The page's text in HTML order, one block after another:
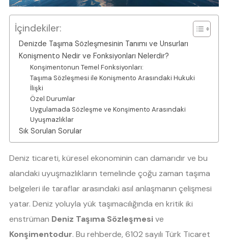
İçindekiler:
Denizde Taşıma Sözleşmesinin Tanımı ve Unsurları
Konişmento Nedir ve Fonksiyonları Nelerdir?
Konşimentonun Temel Fonksiyonları:
Taşıma Sözleşmesi ile Konişmento Arasındaki Hukuki
İlişki
Özel Durumlar
Uygulamada Sözleşme ve Konşimento Arasındaki
Uyuşmazlıklar
Sık Sorulan Sorular
Deniz ticareti, küresel ekonominin can damarıdır ve bu
alandaki uyuşmazlıkların temelinde çoğu zaman taşıma
belgeleri ile taraflar arasındaki asıl anlaşmanın çelişmesi
yatar. Deniz yoluyla yük taşımacılığında en kritik iki
enstrüman Deniz Taşıma Sözleşmesive
Konşimentodur. Bu rehberde, 6102 sayılı Türk Ticaret